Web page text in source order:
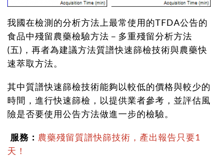
我國在檢測的分析方法上最常使用的TFDA公告的
食品中殘留農藥檢驗方法－多重殘留分析方法
(五)，再者為建議方法質譜快速篩檢技術與農藥快
速萃取方法。
其中質譜快速篩檢技術能夠以較低的價格與較少的
時間，進行快速篩檢，以提供業者參考，並評估風
險是否要使用公告方法做進一步的檢驗。
服務： 農藥殘留質譜快篩技術，產出報告只要1
天！